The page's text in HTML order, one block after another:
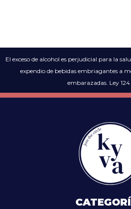
El exceso de alcohol es perjudicial para la
expendio de bebidas embriagantes a
embarazadas. Ley 124